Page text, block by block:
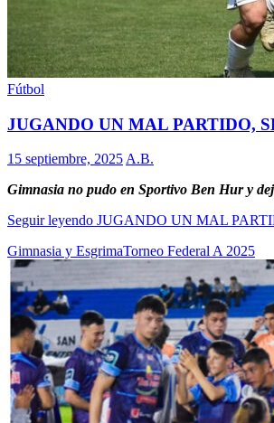
Fútbol
JUGANDO UN MAL PARTIDO,
15 septiembre, 2025 A.B.
Gimnasia no pudo en Sportivo Ben Hur y
Seguir leyendo JUGANDO UN MAL
Gimnasia y EsgrimaTorneo Federal A 2025